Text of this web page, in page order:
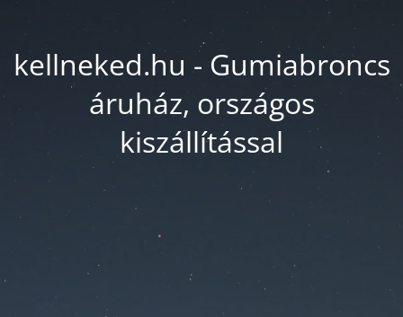
kellneked.hu - Gumiabroncs
áruház, országos
kiszállítással